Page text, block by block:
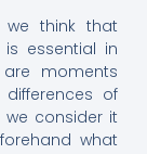
we think that
essential in
moments
of
we consider it
what